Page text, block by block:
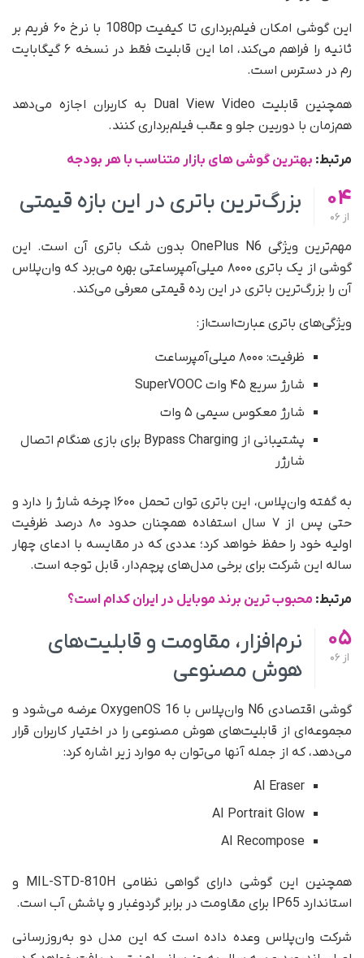
این گوشی امکان فیلم‌برداری تا کیفیت 1080p با نرخ ۶۰ فریم بر
ثانیه را فراهم می‌کند، اما این قابلیت فقط در نسخه ۶ گیگابایت
رم در دسترس است.
همچنین قابلیت Dual View Video به کاربران اجازه می‌دهد
هم‌زمان با دوربین جلو و عقب فیلم‌برداری کنند.
مرتبط: بهترین گوشی های بازار متناسب با هر بودجه
04
از
بزرگ‌ترین باتری در این بازه قیمتی
مهم‌ترین ویژگی OnePlus N6 بدون شک باتری آن است. این
گوشی از یک باتری ۸۰۰۰ میلی‌آمپرساعتی بهره می‌برد که وان‌پلاس
آن را بزرگ‌ترین باتری در این رده قیمتی معرفی می‌کند.
ویژگی‌های باتری عبارت‌است‌از:
ظرفیت: ۸۰۰۰ میلی‌آمپرساعت
شارژ سریع ۴۵ وات SuperVOOC
شارژ معکوس سیمی ۵ وات
پشتیبانی از Bypass Charging برای بازی هنگام اتصال
شارژر
به گفته وان‌پلاس، این باتری توان تحمل ۱۶۰۰ چرخه شارژ را دارد و
حتی پس از ۷ سال استفاده همچنان حدود ۸۰ درصد ظرفیت
اولیه خود را حفظ خواهد کرد؛ عددی که در مقایسه با ادعای چهار
ساله این شرکت برای برخی مدل‌های پرچم‌دار، قابل توجه است.
مرتبط: محبوب ترین برند موبایل در ایران کدام است؟
05
از
نرم‌افزار، مقاومت و قابلیت‌های
هوش مصنوعی
گوشی اقتصادی N6 وان‌پلاس با OxygenOS 16 عرضه می‌شود و
مجموعه‌ای از قابلیت‌های هوش مصنوعی را در اختیار کاربران قرار
می‌دهد، که از جمله آنها می‌توان به موارد زیر اشاره کرد:
AI Eraser
AI Portrait Glow
AI Recompose
همچنین این گوشی دارای گواهی نظامی MIL-STD-810H و
استاندارد IP65 برای مقاومت در برابر گردوغبار و پاشش آب است.
شرکت وان‌پلاس وعده داده است که این مدل دو به‌روزرسانی